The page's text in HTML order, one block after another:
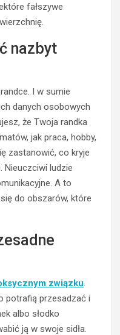
fałszywe
nazbyt
I w sumie
danych osobowych
że Twoja randka
jak praca, hobby,
zastanowić, co kryje
Nieuczciwi ludzie
A to
do obszarów, które
związku
potrafią przesadzać i
albo słodko
ją w swoje sidła.